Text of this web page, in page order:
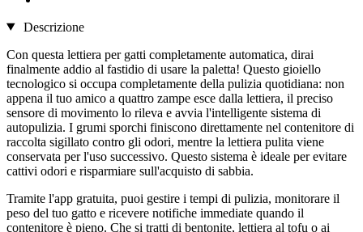
Descrizione
Con questa lettiera per gatti completamente automatica, dirai
finalmente addio al fastidio di usare la paletta! Questo gioiello
tecnologico si occupa completamente della pulizia quotidiana: non
appena il tuo amico a quattro zampe esce dalla lettiera, il preciso
sensore di movimento lo rileva e avvia l'intelligente sistema di
autopulizia. I grumi sporchi finiscono direttamente nel contenitore di
raccolta sigillato contro gli odori, mentre la lettiera pulita viene
conservata per l'uso successivo. Questo sistema è ideale per evitare
cattivi odori e risparmiare sull'acquisto di sabbia.
Tramite l'app gratuita, puoi gestire i tempi di pulizia, monitorare il
peso del tuo gatto e ricevere notifiche immediate quando il
contenitore è pieno. Che si tratti di bentonite, lettiera al tofu o ai